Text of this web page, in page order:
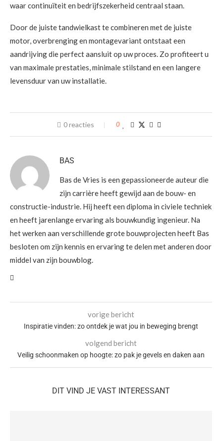
waar continuïteit en bedrijfszekerheid centraal staan.
Door de juiste tandwielkast te combineren met de juiste
motor, overbrenging en montagevariant ontstaat een
aandrijving die perfect aansluit op uw proces. Zo profiteert u
van maximale prestaties, minimale stilstand en een langere
levensduur van uw installatie.
0 reacties 0
BAS
Bas de Vries is een gepassioneerde auteur die
zijn carrière heeft gewijd aan de bouw- en
constructie-industrie. Hij heeft een diploma in civiele techniek
en heeft jarenlange ervaring als bouwkundig ingenieur. Na
het werken aan verschillende grote bouwprojecten heeft Bas
besloten om zijn kennis en ervaring te delen met anderen door
middel van zijn bouwblog.
vorige bericht
Inspiratie vinden: zo ontdek je wat jou in beweging brengt
volgend bericht
Veilig schoonmaken op hoogte: zo pak je gevels en daken aan
DIT VIND JE VAST INTERESSANT